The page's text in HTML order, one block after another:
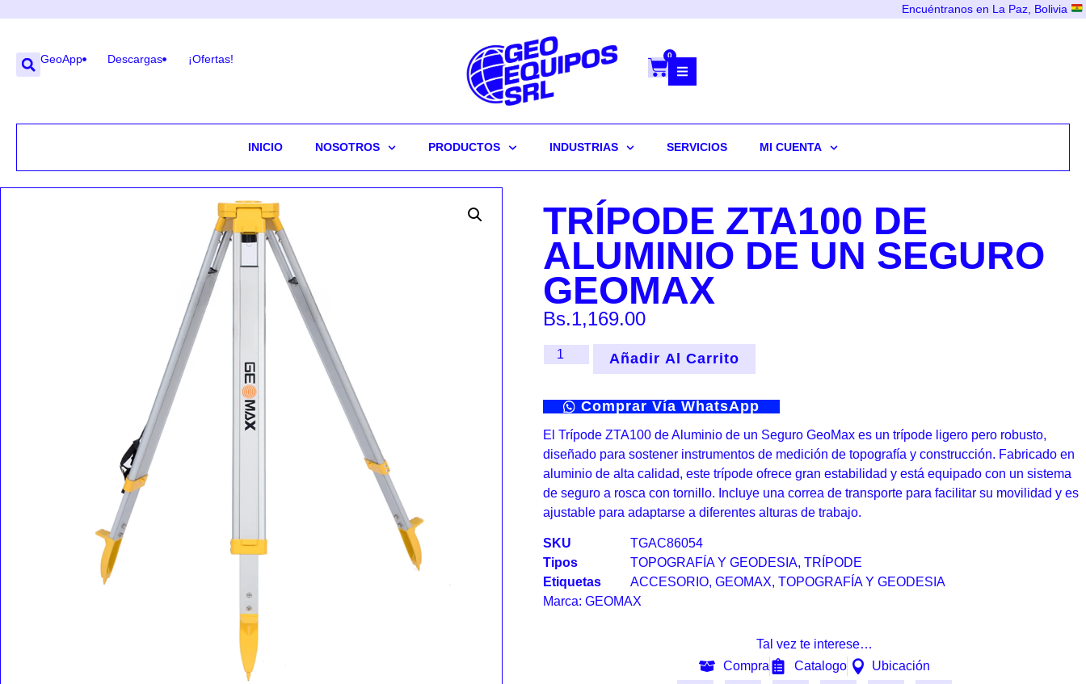
Encuéntranos en La Paz, Bolivia
GeoApp Descargas ¡Ofertas! 0
INICIO NOSOTROS PRODUCTOS INDUSTRIAS SERVICIOS MI CUENTA
TRÍPODE ZTA100 DE
ALUMINIO DE UN SEGURO
GEOMAX
Bs.1,169.00
Añadir Al Carrito
Comprar Vía WhatsApp
El Trípode ZTA100 de Aluminio de un Seguro GeoMax es un trípode ligero pero robusto,
diseñado para sostener instrumentos de medición de topografía y construcción. Fabricado en
aluminio de alta calidad, este trípode ofrece gran estabilidad y está equipado con un sistema
de seguro a rosca con tornillo. Incluye una correa de transporte para facilitar su movilidad y es
ajustable para adaptarse a diferentes alturas de trabajo.
SKU
TGAC86054
Tipos
TOPOGRAFÍA Y GEODESIA, TRÍPODE
Etiquetas
ACCESORIO, GEOMAX, TOPOGRAFÍA Y GEODESIA
Marca: GEOMAX
Tal vez te interese…
Compra
Catalogo Ubicación